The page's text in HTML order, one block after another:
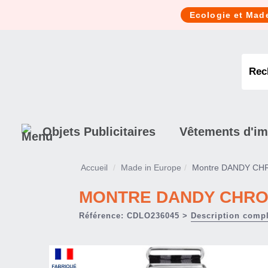
Ecologie et
Objets Publicitaires Vêtements
Accueil Made in Europe Montre DANDY
MONTRE DANDY
Référence: CDLO236045 > Description